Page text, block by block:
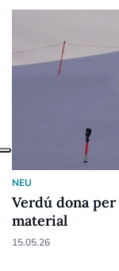
NEU
Verdú dona
material
15.05.26